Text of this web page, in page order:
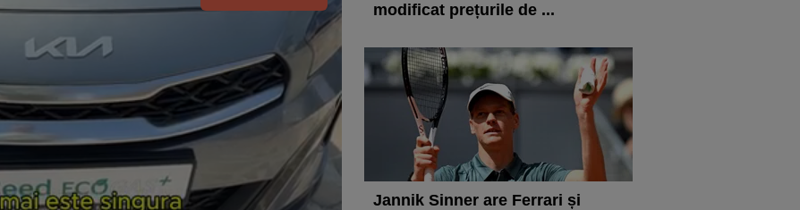
modificat prețurile de ...
Jannik Sinner are Ferrari și